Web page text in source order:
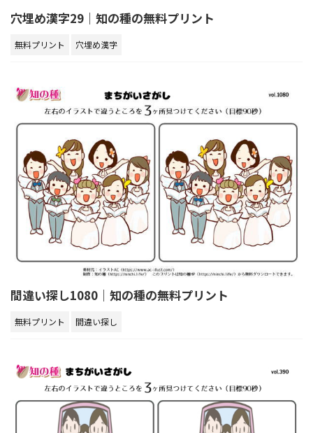
穴埋め漢字29｜知の種の無料プリント
無料プリント 穴埋め漢字
間違い探し1080｜知の種の無料プリント
無料プリント 間違い探し